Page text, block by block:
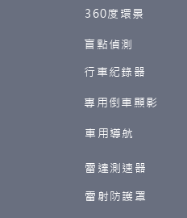
360度環景
盲點偵測
行車紀錄器
專用倒車顯影
車用導航
雷達測速器
雷射防護罩